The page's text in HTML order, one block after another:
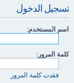
تسجيل الدخول
اسم المستخدم:
كلمة المرور:
فقدت كلمة المرور